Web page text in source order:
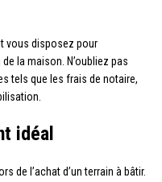
vous disposez pour
la maison. N’oubliez pas
tels que les frais de notaire,
idéal
de l’achat d’un terrain à bâtir.